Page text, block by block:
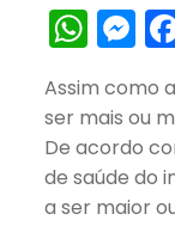
Assim como
ser mais ou
De acordo
de saúde do
a ser maior